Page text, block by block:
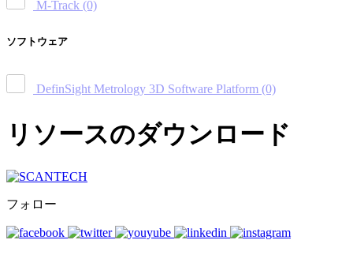
M-Track (0)
ソフトウェア
DefinSight Metrology 3D Software Platform (0)
リソースのダウンロード
フォロー